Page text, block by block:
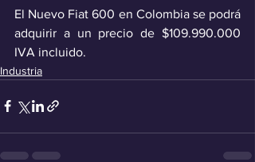
El Nuevo Fiat 600 en Colombia se podrá
adquirir a un precio de $109.990.000
IVA incluido.
Industria